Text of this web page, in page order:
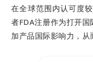
在全球范围内认可度
者FDA注册作为打开
加产品国际影响力，从